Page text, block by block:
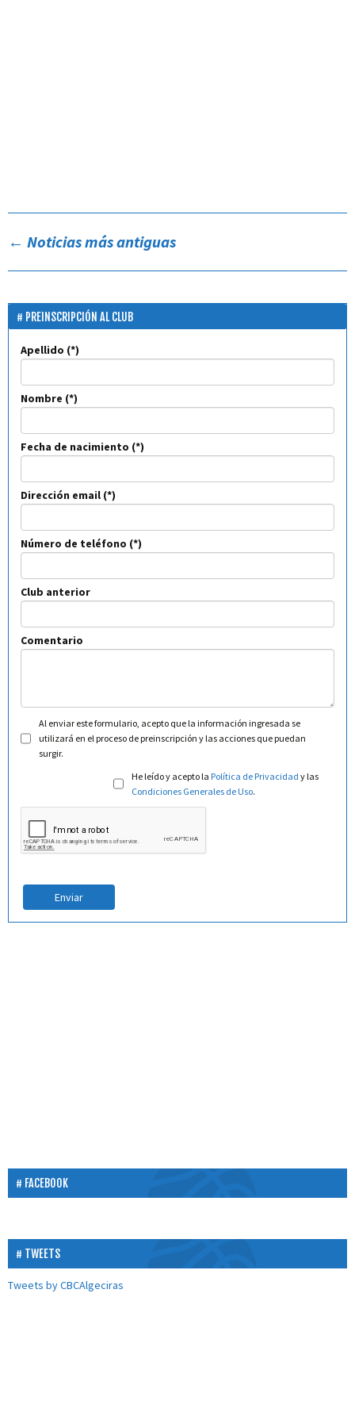
← Noticias más antiguas
PREINSCRIPCIÓN AL CLUB
Apellido
Nombre
Fecha de nacimiento
Dirección email
Número de teléfono
Club anterior
Comentario
Al enviar este formulario, acepto que la información ingresada se
utilizará en el proceso de preinscripción y las acciones que puedan
surgir.
He leído y acepto la Política de Privacidad y las
Condiciones Generales de Uso.
Enviar
FACEBOOK
TWEETS
Tweets by CBCAlgeciras